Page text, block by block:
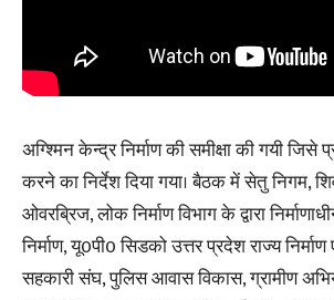
अग्श्मिन केन्द्र निर्माण की समीक्षा की गयी जिसे
करने का निर्देश दिया गया। बैठक में सेतु निगम,
ओवरब्रिज, लोक निर्माण विभाग के द्वारा
निर्माण, यू0पी0 सिडको उत्तर प्रदेश राज्य
सहकारी संघ, पुलिस आवास विकास, ग्रामीण